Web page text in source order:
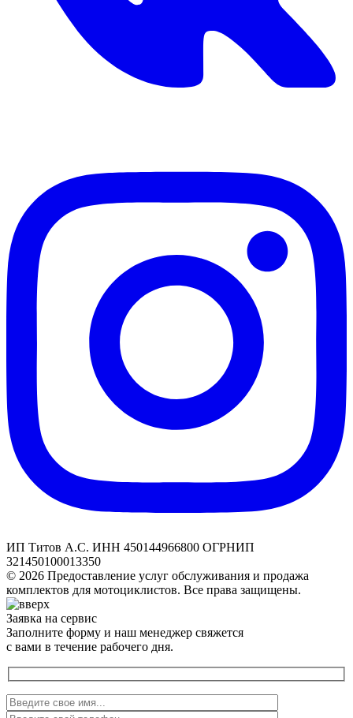
ИП Титов А.С. ИНН 450144966800 ОГРНИП
321450100013350
© 2026 Предоставление услуг обслуживания и продажа
комплектов для мотоциклистов. Все права защищены.
Заявка на сервис
Заполните форму и наш менеджер свяжется
с вами в течение рабочего дня.